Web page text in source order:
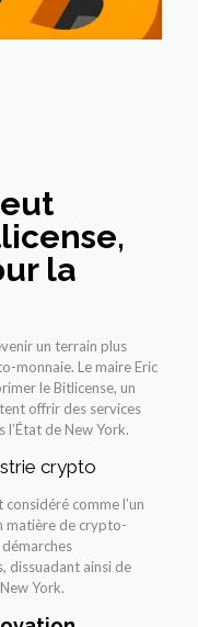
la
un terrain plus
monnaie. Le maire Eric
le Bitlicense, un
offrir des services
de New York.
crypto
comme l’un
matière de crypto-
dissuadant ainsi de
York.